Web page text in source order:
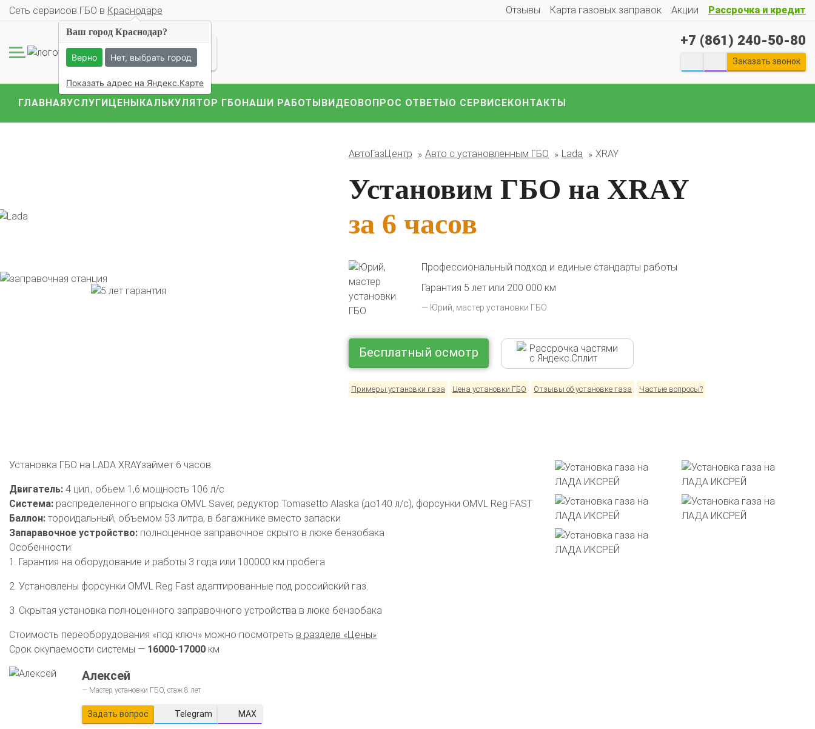
Cеть сервисов ГБО в Краснодаре Отзывы Карта газовых заправок Акции Рассрочка и кредит
Infiniti KIA Lexus Mazda
ВАЗ
Гранту Весту Ларгус
+7 (861) 240-50-80
Заказать звонок
ГЛАВНАЯУСЛУГИЦЕНЫКАЛЬКУЛЯТОР ГБОНАШИ РАБОТЫВИДЕОВОПРОС ОТВЕТЫО СЕРВИСЕКОНТАКТЫ
АвтоГазЦентр Авто с установленным ГБО Lada XRAY
Установим ГБО на XRAY
за 6 часов
Профессиональный подход и единые стандарты работы
Гарантия 5 лет или 200 000 км
Юрий, мастер установки ГБО
Бесплатный осмотр
Рассрочка частями
с Яндекс.Сплит
Примеры установки газа Цена установки ГБО Отзывы об установке газа Частые вопросы?
Установка ГБО на LADA XRAYзаймет 6 часов.
Двигатель: 4 цил., обьем 1,6 мощность 106 л/с
Система: распределенного впрыска OMVL Saver, редуктор Tomasetto Alaska (до140 л/с), форсунки OMVL Reg FAST
Баллон: тороидальный, объемом 53 литра, в багажнике вместо запаски
Запаравочное устройство: полноценное заправочное скрыто в люке бензобака
Особенности:
1. Гарантия на оборудование и работы 3 года или 100000 км пробега
2. Установлены форсунки OMVL Reg Fast адаптированные под российский газ.
3. Скрытая установка полноценного заправочного устройства в люке бензобака
Стоимость переоборудования «под ключ» можно посмотреть в разделе «Цены»
Срок окупаемости системы — 16000-17000 км
Алексей
Мастер установки ГБО, стаж 8 лет
Задать вопрос Telegram MAX
Ваш город Краснодар?
Верно Нет, выбрать город
Показать адрес на Яндекс.Карте